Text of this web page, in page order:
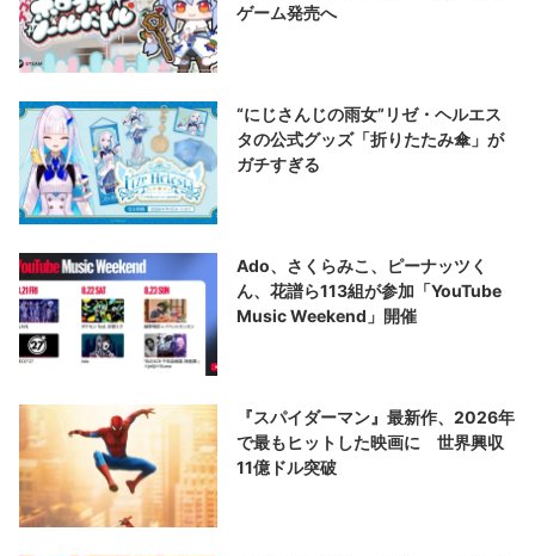
ゲーム発売へ
“にじさんじの雨女”リゼ・ヘルエス
タの公式グッズ「折りたたみ傘」が
ガチすぎる
Ado、さくらみこ、ピーナッツく
ん、花譜ら113組が参加「YouTube
Music Weekend」開催
『スパイダーマン』最新作、2026年
で最もヒットした映画に 世界興収
11億ドル突破